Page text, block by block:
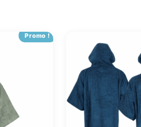
Promo !